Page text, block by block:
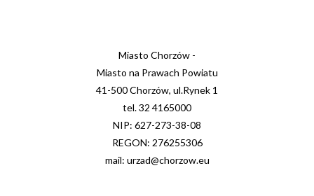
Miasto Chorzów -
Miasto na Prawach Powiatu
41-500 Chorzów, ul.Rynek 1
tel. 32 4165000
NIP: 627-273-38-08
REGON: 276255306
mail: urzad@chorzow.eu